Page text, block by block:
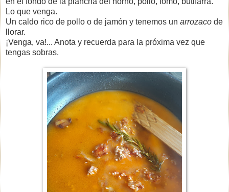
Lo que venga.
Un caldo rico de pollo o de jamón y tenemos un arrozaco de
llorar.
¡Venga, va!... Anota y recuerda para la próxima vez que
tengas sobras.